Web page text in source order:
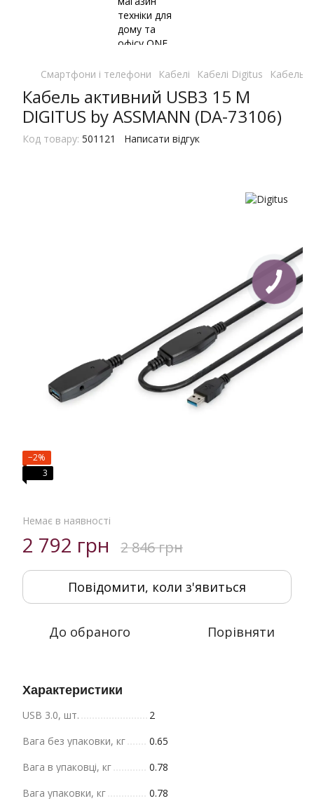
Смартфони і телефони Кабелі Кабелі Digitus Кабель
Кабель активний USB3 15 M
DIGITUS by ASSMANN (DA-73106)
Код товару: 501121 Написати відгук
−2%
3
Немає в наявності
2 792 грн 2 846 грн
Повідомити, коли з'явиться
До обраного Порівняти
Характеристики
USB 3.0, шт.
2
Вага без упаковки, кг
0.65
Вага в упаковці, кг
0.78
Вага упаковки, кг
0.78